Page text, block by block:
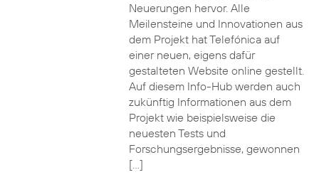
Neuerungen hervor. Alle
Meilensteine und Innovationen aus
dem Projekt hat Telefónica auf
einer neuen, eigens dafür
gestalteten Website online gestellt.
Auf diesem Info-Hub werden auch
zukünftig Informationen aus dem
Projekt wie beispielsweise die
neuesten Tests und
Forschungsergebnisse, gewonnen
[…]